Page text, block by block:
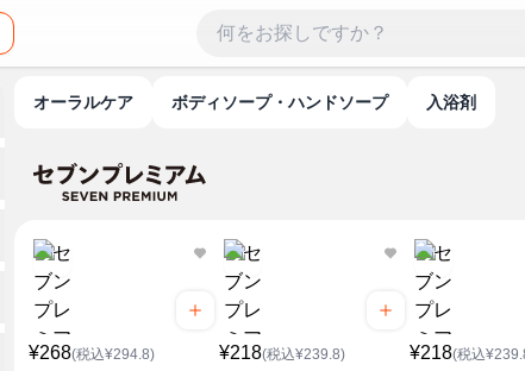
オーラルケア ボディソープ・ハンドソープ 入浴剤
¥268(税込¥294.8) ¥218(税込¥239.8) ¥218(税込